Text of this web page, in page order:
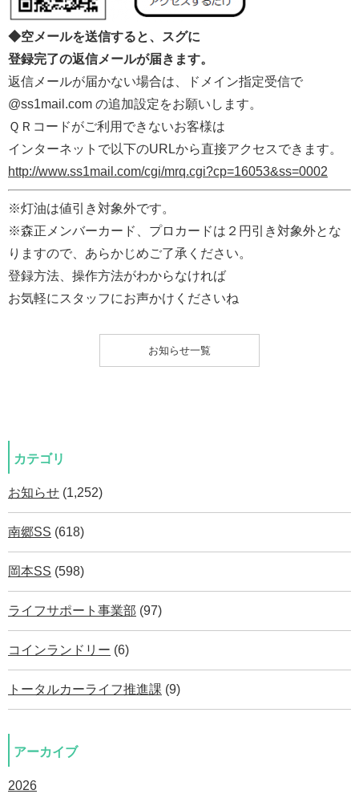
◆空メールを送信すると、スグに
登録完了の返信メールが届きます。
返信メールが届かない場合は、ドメイン指定受信で
@ss1mail.com の追加設定をお願いします。
ＱＲコードがご利用できないお客様は
インターネットで以下のURLから直接アクセスできます。
http://www.ss1mail.com/cgi/mrq.cgi?cp=16053&ss=0002
※灯油は値引き対象外です。
※森正メンバーカード、プロカードは２円引き対象外とな
りますので、あらかじめご了承ください。
登録方法、操作方法がわからなければ
お気軽にスタッフにお声かけくださいね
お知らせ一覧
カテゴリ
お知らせ (1,252)
南郷SS (618)
岡本SS (598)
ライフサポート事業部 (97)
コインランドリー (6)
トータルカーライフ推進課 (9)
アーカイブ
2026